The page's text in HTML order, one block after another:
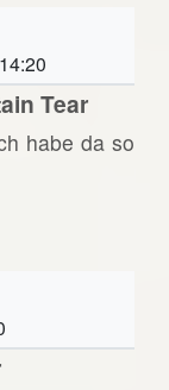
Tear
habe da so